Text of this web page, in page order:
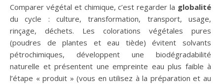
Comparer végétal et chimique, c’est regarder la globalité
du cycle : culture, transformation, transport, usage,
rinçage, déchets. Les colorations végétales pures
(poudres de plantes et eau tiède) évitent solvants
pétrochimiques, développent une biodégradabilité
naturelle et présentent une empreinte eau plus faible à
l’étape « produit » (vous en utilisez à la préparation et au